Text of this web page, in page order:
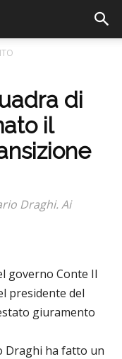
di
il
Draghi. Ai
governo Conte II
presidente del
giuramento
Draghi ha fatto un